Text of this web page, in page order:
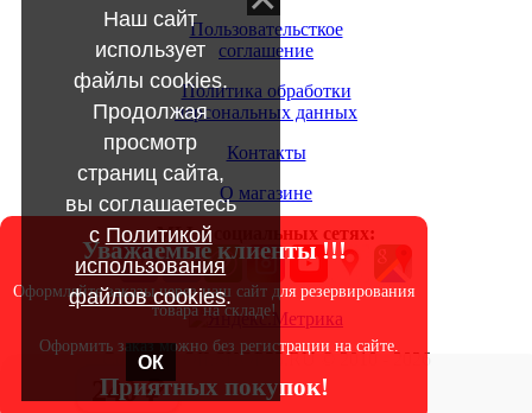
240 ₽
Пользовательсткое
соглашение
Политика обработки
персональных данных
Контакты
О магазине
МЫ в социальных сетях:
Copyright OILSHOP55.RU © 2010 - 2026
Уважаемые клиенты !!!
Оформляйте заказы через наш сайт для резервирования
товара на складе!
Оформить заказ можно без регистрации на сайте.
Приятных покупок!
Наш сайт
использует
файлы cookies.
Продолжая
просмотр
страниц сайта,
вы соглашаетесь
с Политикой
использования
файлов cookies.
ОК